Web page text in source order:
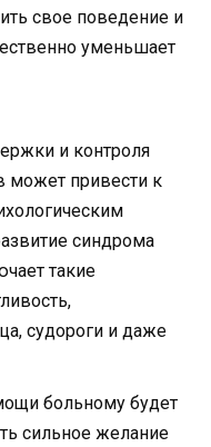
свое поведение и
уменьшает
и контроля
может привести к
синдрома
такие
судороги и даже
больному будет
сильное желание